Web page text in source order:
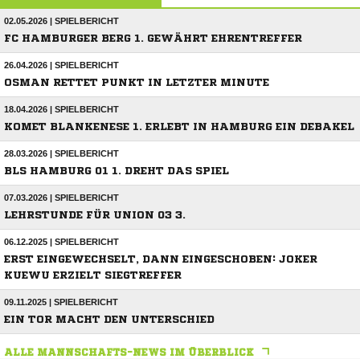
02.05.2026 | SPIELBERICHT
FC HAMBURGER BERG 1. GEWÄHRT EHRENTREFFER
26.04.2026 | SPIELBERICHT
OSMAN RETTET PUNKT IN LETZTER MINUTE
18.04.2026 | SPIELBERICHT
KOMET BLANKENESE 1. ERLEBT IN HAMBURG EIN DEBAKEL
28.03.2026 | SPIELBERICHT
BLS HAMBURG 01 1. DREHT DAS SPIEL
07.03.2026 | SPIELBERICHT
LEHRSTUNDE FÜR UNION 03 3.
06.12.2025 | SPIELBERICHT
ERST EINGEWECHSELT, DANN EINGESCHOBEN: JOKER
KUEWU ERZIELT SIEGTREFFER
09.11.2025 | SPIELBERICHT
EIN TOR MACHT DEN UNTERSCHIED
ALLE MANNSCHAFTS-NEWS IM ÜBERBLICK